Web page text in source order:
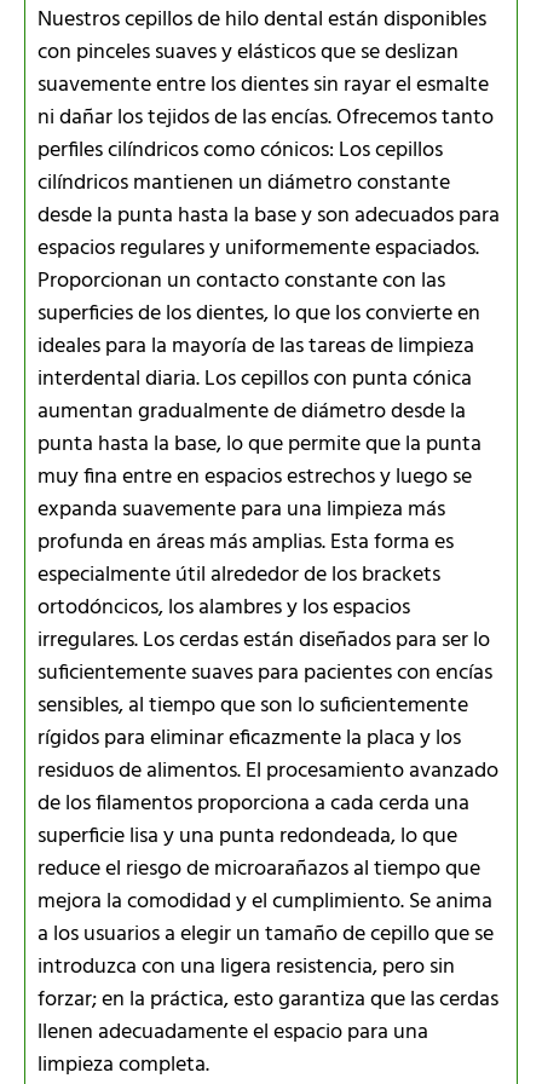
Nuestros cepillos de hilo dental están disponibles
con pinceles suaves y elásticos que se deslizan
suavemente entre los dientes sin rayar el esmalte
ni dañar los tejidos de las encías. Ofrecemos tanto
perfiles cilíndricos como cónicos: Los cepillos
cilíndricos mantienen un diámetro constante
desde la punta hasta la base y son adecuados para
espacios regulares y uniformemente espaciados.
Proporcionan un contacto constante con las
superficies de los dientes, lo que los convierte en
ideales para la mayoría de las tareas de limpieza
interdental diaria. Los cepillos con punta cónica
aumentan gradualmente de diámetro desde la
punta hasta la base, lo que permite que la punta
muy fina entre en espacios estrechos y luego se
expanda suavemente para una limpieza más
profunda en áreas más amplias. Esta forma es
especialmente útil alrededor de los brackets
ortodóncicos, los alambres y los espacios
irregulares. Los cerdas están diseñados para ser lo
suficientemente suaves para pacientes con encías
sensibles, al tiempo que son lo suficientemente
rígidos para eliminar eficazmente la placa y los
residuos de alimentos. El procesamiento avanzado
de los filamentos proporciona a cada cerda una
superficie lisa y una punta redondeada, lo que
reduce el riesgo de microarañazos al tiempo que
mejora la comodidad y el cumplimiento. Se anima
a los usuarios a elegir un tamaño de cepillo que se
introduzca con una ligera resistencia, pero sin
forzar; en la práctica, esto garantiza que las cerdas
llenen adecuadamente el espacio para una
limpieza completa.